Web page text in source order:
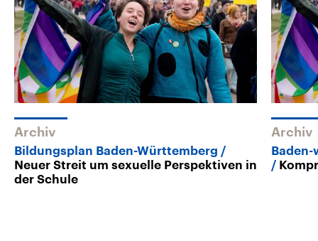
Archiv
Bildungsplan Baden-Württemberg
Neuer Streit um sexuelle Perspektiven in
der Schule
Archiv